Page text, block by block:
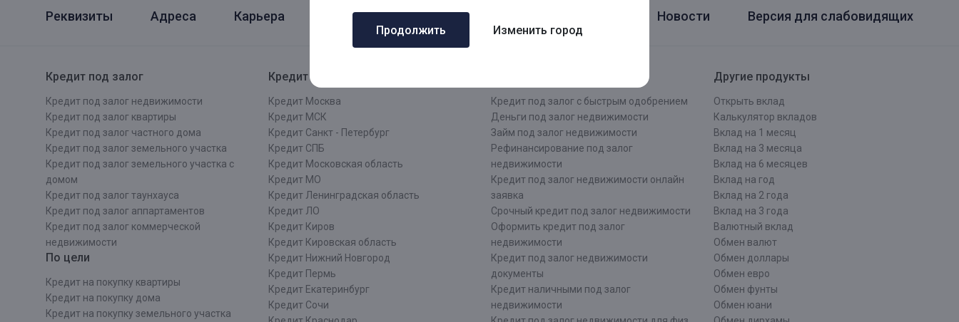
Продолжить Изменить город
Реквизиты Адреса Карьера Открытая информация Новости Версия для слабовидящих
Кредит под залог
Кредит под залог недвижимости
Кредит под залог квартиры
Кредит под залог частного дома
Кредит под залог земельного участка
Кредит под залог земельного участка с
домом
Кредит под залог таунхауса
Кредит под залог аппартаментов
Кредит под залог коммерческой
недвижимости
По цели
Кредит на покупку квартиры
Кредит на покупку дома
Кредит на покупку земельного участка
Кредит по городам
Кредит Москва
Кредит МСК
Кредит Санкт - Петербург
Кредит СПБ
Кредит Московская область
Кредит МО
Кредит Ленинградская область
Кредит ЛО
Кредит Киров
Кредит Кировская область
Кредит Нижний Новгород
Кредит Пермь
Кредит Екатеринбург
Кредит Сочи
Кредит под залог с быстрым одобрением
Деньги под залог недвижимости
Займ под залог недвижимости
Рефинансирование под залог
недвижимости
Кредит под залог недвижимости онлайн
заявка
Срочный кредит под залог недвижимости
Оформить кредит под залог
недвижимости
Кредит под залог недвижимости
документы
Кредит наличными под залог
недвижимости
Другие продукты
Открыть вклад
Калькулятор вкладов
Вклад на 1 месяц
Вклад на 3 месяца
Вклад на 6 месяцев
Вклад на год
Вклад на 2 года
Вклад на 3 года
Валютный вклад
Обмен валют
Обмен доллары
Обмен евро
Обмен фунты
Обмен юани